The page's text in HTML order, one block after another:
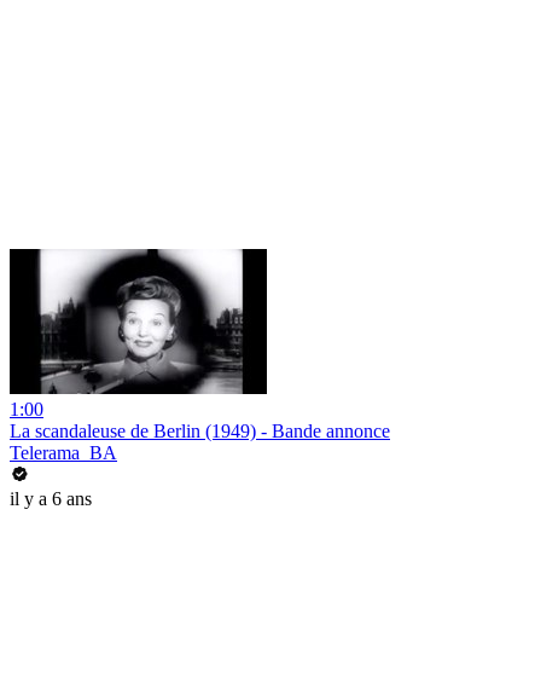
1:00
La scandaleuse de Berlin (1949) - Bande annonce
Telerama_BA
il y a 6 ans